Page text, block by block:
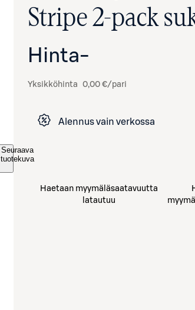
Seuraava
tuotekuva
Stripe 2-pack
Hinta-
Yksikköhinta 0,00 €/pari
Alennus vain verkossa
Haetaan myymäläsaatavuutta
latautuu